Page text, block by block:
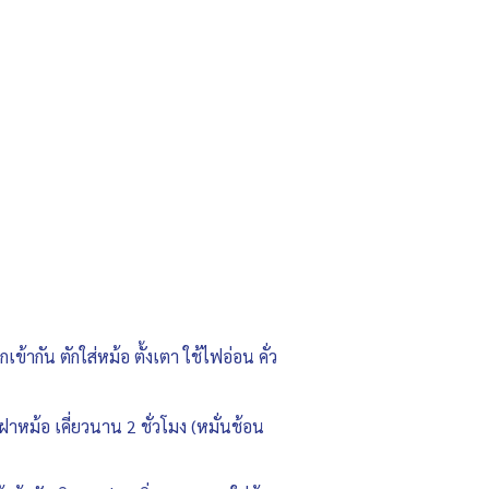
ข้ากัน ตักใส่หม้อ ตั้งเตา ใช้ไฟอ่อน คั่ว
หม้อ เคี่ยวนาน 2 ชั่วโมง (หมั่นช้อน